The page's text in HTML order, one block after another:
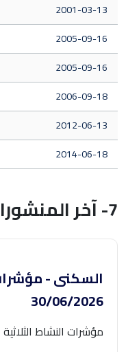
2001-03-13
2005-09-16
2005-09-16
2006-09-18
2012-06-13
2014-06-18
7- آخر المنشورات السكنى
السكنى -
30/06/2026
مؤشرات النشاط الثلاثية